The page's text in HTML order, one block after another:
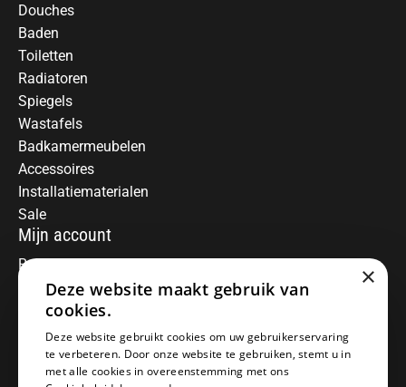
Douches
Baden
Toiletten
Radiatoren
Spiegels
Wastafels
Badkamermeubelen
Accessoires
Installatiematerialen
Sale
Mijn account
Registreren
Mijn bestellingen
Informatie
Over ons
Algemene voorwaarden
Disclaimer
×
Deze website maakt gebruik van
cookies.
Deze website gebruikt cookies om uw gebruikerservaring
te verbeteren. Door onze website te gebruiken, stemt u in
met alle cookies in overeenstemming met ons